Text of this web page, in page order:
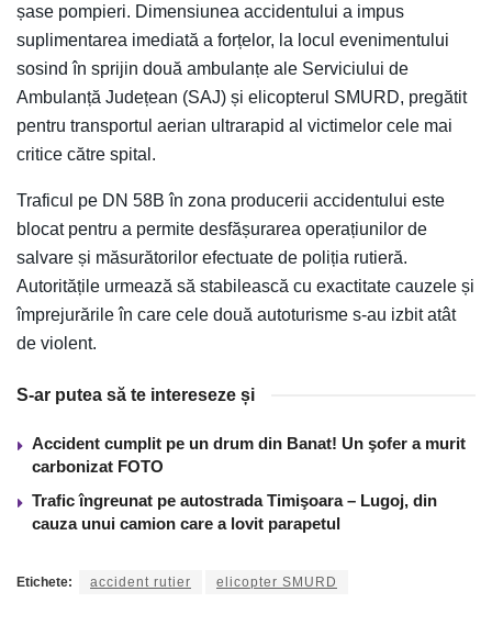
șase pompieri. Dimensiunea accidentului a impus
suplimentarea imediată a forțelor, la locul evenimentului
sosind în sprijin două ambulanțe ale Serviciului de
Ambulanță Județean (SAJ) și elicopterul SMURD, pregătit
pentru transportul aerian ultrarapid al victimelor cele mai
critice către spital.
Traficul pe DN 58B în zona producerii accidentului este
blocat pentru a permite desfășurarea operațiunilor de
salvare și măsurătorilor efectuate de poliția rutieră.
Autoritățile urmează să stabilească cu exactitate cauzele și
împrejurările în care cele două autoturisme s-au izbit atât
de violent.
S-ar putea să te intereseze și
Accident cumplit pe un drum din Banat! Un şofer a murit
carbonizat FOTO
Trafic îngreunat pe autostrada Timişoara – Lugoj, din
cauza unui camion care a lovit parapetul
Etichete: accident rutier elicopter SMURD